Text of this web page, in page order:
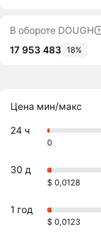
В обороте DOUGH
17 953 483 18%
Цена мин/макс
24 ч
0
30 д
$ 0,0128
1 год
$ 0,0123